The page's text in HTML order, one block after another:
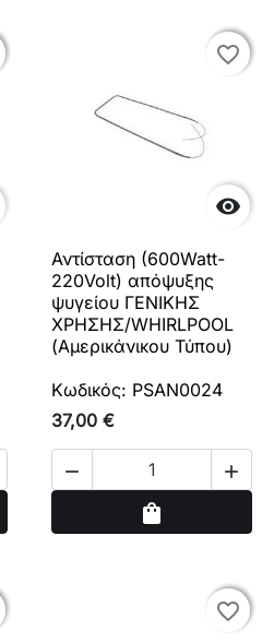

favorite_border
favorite_border
Αντίσταση (600Watt-
220Volt) απόψυξης
ψυγείου ΓΕΝΙΚΗΣ
ΧΡΗΣΗΣ/WHIRLPOOL
(Αμερικάνικου Τύπου)
Κωδικός: PSAN0024
37,00 €
 
shopping_bag
favorite_border
favorite_border